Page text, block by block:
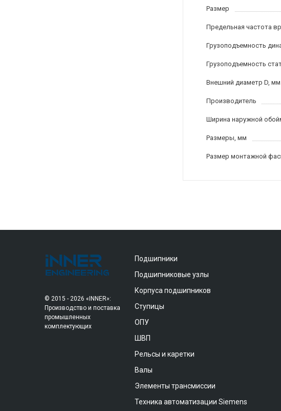
Размер
Предельная частота
Грузоподъемность
Грузоподъемность
Внешний диаметр D, мм
Производитель
Ширина наружной
Размеры, мм
Размер монтажной
© 2015 - 2026 «INNER»:
Производство и поставка
промышленных
комплектующих
Подшипники
Подшипниковые узлы
Корпуса подшипников
Ступицы
ОПУ
ШВП
Рельсы и каретки
Валы
Элементы трансмиссии
Техника автоматизации Siemens